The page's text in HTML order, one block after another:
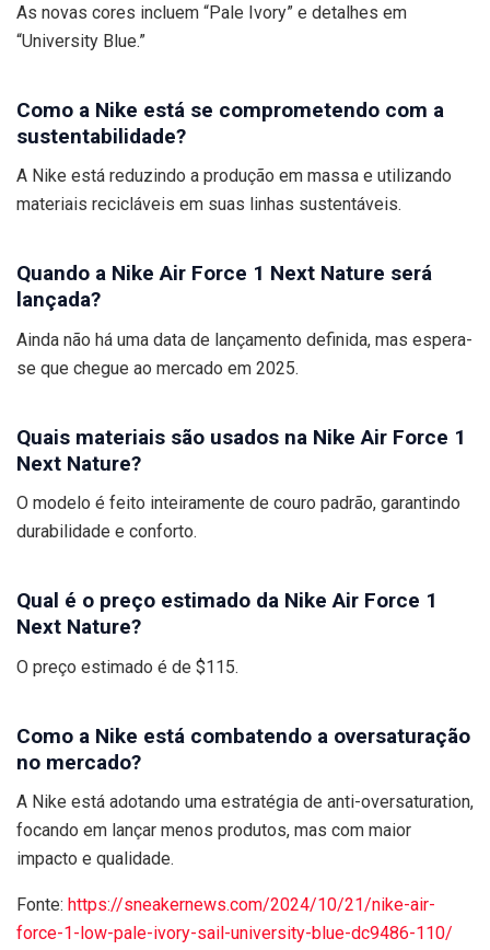
As novas cores incluem “Pale Ivory” e detalhes em
“University Blue.”
Como a Nike está se comprometendo com a
sustentabilidade?
A Nike está reduzindo a produção em massa e utilizando
materiais recicláveis em suas linhas sustentáveis.
Quando a Nike Air Force 1 Next Nature será
lançada?
Ainda não há uma data de lançamento definida, mas espera-
se que chegue ao mercado em 2025.
Quais materiais são usados na Nike Air Force 1
Next Nature?
O modelo é feito inteiramente de couro padrão, garantindo
durabilidade e conforto.
Qual é o preço estimado da Nike Air Force 1
Next Nature?
O preço estimado é de $115.
Como a Nike está combatendo a oversaturação
no mercado?
A Nike está adotando uma estratégia de anti-oversaturation,
focando em lançar menos produtos, mas com maior
impacto e qualidade.
Fonte: https://sneakernews.com/2024/10/21/nike-air-
force-1-low-pale-ivory-sail-university-blue-dc9486-110/